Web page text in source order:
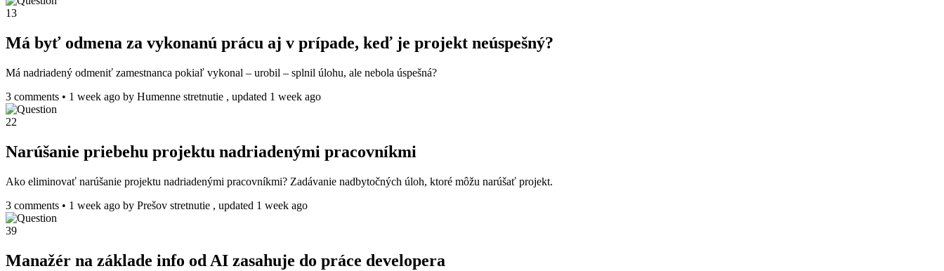
13
Má byť odmena za vykonanú prácu aj v prípade, keď je projekt neúspešný?
Má nadriadený odmeniť zamestnanca pokiaľ vykonal – urobil – splnil úlohu, ale nebola úspešná?
3 comments • 1 week ago by Humenne stretnutie , updated 1 week ago
22
Narúšanie priebehu projektu nadriadenými pracovníkmi
Ako eliminovať narúšanie projektu nadriadenými pracovníkmi? Zadávanie nadbytočných úloh, ktoré môžu narúšať projekt.
3 comments • 1 week ago by Prešov stretnutie , updated 1 week ago
39
Manažér na základe info od AI zasahuje do práce developera